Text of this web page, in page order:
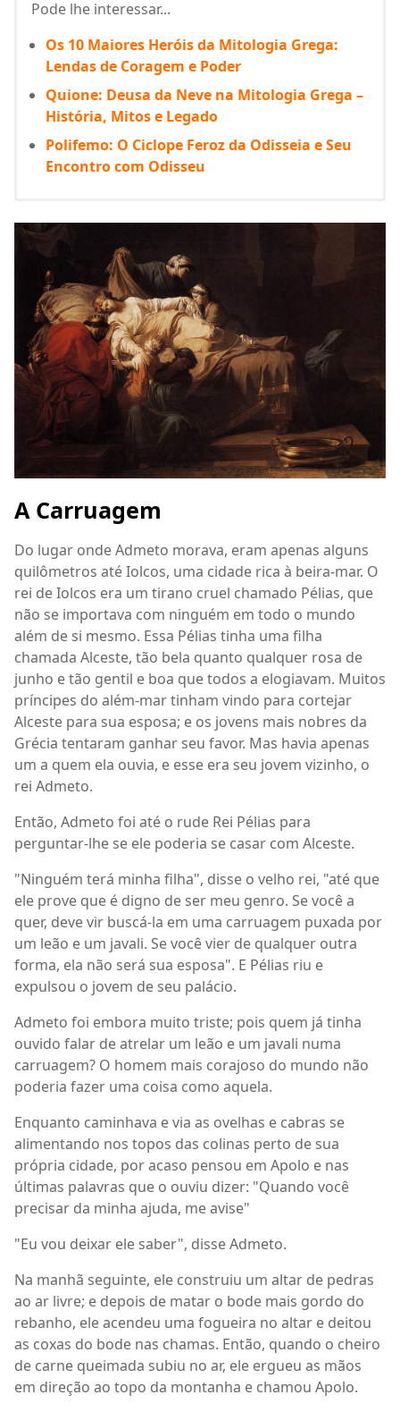
Pode lhe interessar...
Os 10 Maiores Heróis da Mitologia Grega:
Lendas de Coragem e Poder
Quione: Deusa da Neve na Mitologia Grega –
História, Mitos e Legado
Polifemo: O Ciclope Feroz da Odisseia e Seu
Encontro com Odisseu
A Carruagem
Do lugar onde Admeto morava, eram apenas alguns
quilômetros até Iolcos, uma cidade rica à beira-mar. O
rei de Iolcos era um tirano cruel chamado Pélias, que
não se importava com ninguém em todo o mundo
além de si mesmo. Essa Pélias tinha uma filha
chamada Alceste, tão bela quanto qualquer rosa de
junho e tão gentil e boa que todos a elogiavam. Muitos
príncipes do além-mar tinham vindo para cortejar
Alceste para sua esposa; e os jovens mais nobres da
Grécia tentaram ganhar seu favor. Mas havia apenas
um a quem ela ouvia, e esse era seu jovem vizinho, o
rei Admeto.
Então, Admeto foi até o rude Rei Pélias para
perguntar-lhe se ele poderia se casar com Alceste.
"Ninguém terá minha filha", disse o velho rei, "até que
ele prove que é digno de ser meu genro. Se você a
quer, deve vir buscá-la em uma carruagem puxada por
um leão e um javali. Se você vier de qualquer outra
forma, ela não será sua esposa". E Pélias riu e
expulsou o jovem de seu palácio.
Admeto foi embora muito triste; pois quem já tinha
ouvido falar de atrelar um leão e um javali numa
carruagem? O homem mais corajoso do mundo não
poderia fazer uma coisa como aquela.
Enquanto caminhava e via as ovelhas e cabras se
alimentando nos topos das colinas perto de sua
própria cidade, por acaso pensou em Apolo e nas
últimas palavras que o ouviu dizer: "Quando você
precisar da minha ajuda, me avise"
"Eu vou deixar ele saber", disse Admeto.
Na manhã seguinte, ele construiu um altar de pedras
ao ar livre; e depois de matar o bode mais gordo do
rebanho, ele acendeu uma fogueira no altar e deitou
as coxas do bode nas chamas. Então, quando o cheiro
de carne queimada subiu no ar, ele ergueu as mãos
em direção ao topo da montanha e chamou Apolo.